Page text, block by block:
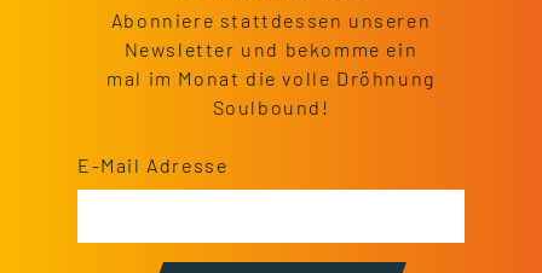
Abonniere stattdessen unseren
Newsletter und bekomme ein
mal im Monat die volle Dröhnung
Soulbound!
E-Mail Adresse